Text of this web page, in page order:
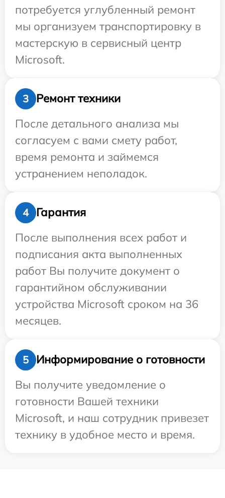
потребуется углубленный ремонт
мы организуем транспортировку в
мастерскую в сервисный центр
Microsoft.
3
Ремонт техники
После детального анализа мы
согласуем с вами смету работ,
время ремонта и займемся
устранением неполадок.
4
Гарантия
После выполнения всех работ и
подписания акта выполненных
работ Вы получите документ о
гарантийном обслуживании
устройства Microsoft сроком на 36
месяцев.
5
Информирование о готовности
Вы получите уведомление о
готовности Вашей техники
Microsoft, и наш сотрудник привезет
технику в удобное место и время.